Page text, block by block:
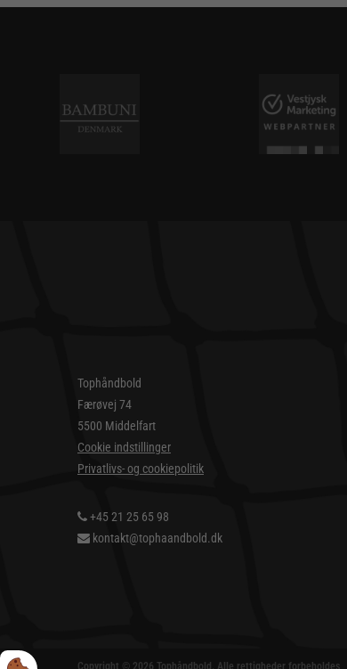
Tophåndbold
Færøvej 74
5500 Middelfart
Cookie indstillinger
Privatlivs- og cookiepolitik
+45 21 25 65 98
kontakt@tophaandbold.dk
Copyright © 2026 Tophåndbold. Alle rettigheder forbeholdes